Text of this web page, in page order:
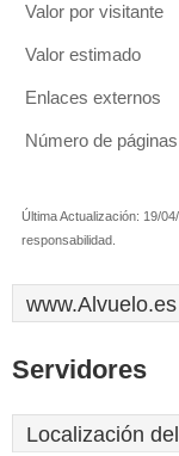
Valor por visitante
Valor estimado
Enlaces externos
Número de páginas
Última Actualización: 19/
responsabilidad.
www.Alvuelo.es
Servidores
Localización